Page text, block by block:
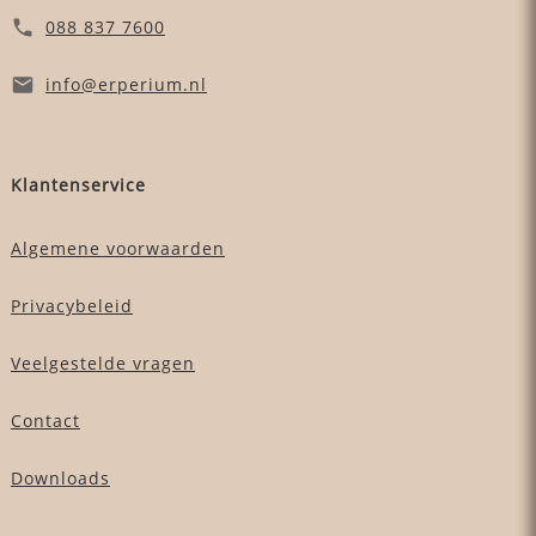
088 837 7600
info@erperium.nl
Klantenservice
Algemene voorwaarden
Privacybeleid
Veelgestelde vragen
Contact
Downloads